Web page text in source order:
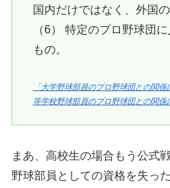
国内だけではなく、外国
（6） 特定のプロ野球団
もの。
「大学野球部員のプロ野球団との関係
等学校野球部員のプロ野球団との関係
まあ、高校生の場合もう公式
野球部員としての資格を失っ